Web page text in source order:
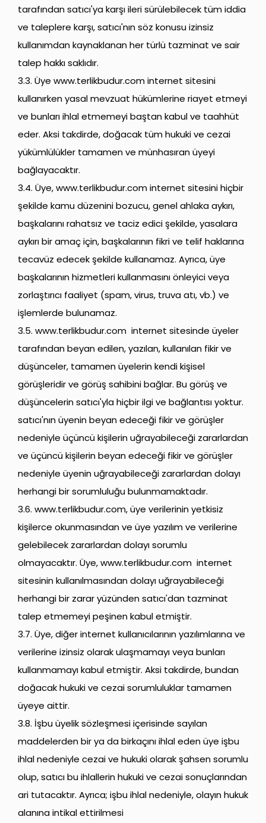
tarafından satıcı'ya karşı ileri sürülebilecek tüm iddia
ve taleplere karşı, satıcı'nın söz konusu izinsiz
kullanımdan kaynaklanan her türlü tazminat ve sair
talep hakkı saklıdır.
3.3. Üye www.terlikbudur.cominternet sitesini
kullanırken yasal mevzuat hükümlerine riayet etmeyi
ve bunları ihlal etmemeyi baştan kabul ve taahhüt
eder. Aksi takdirde, doğacak tüm hukuki ve cezai
yükümlülükler tamamen ve münhasıran üyeyi
bağlayacaktır.
3.4. Üye,www.terlikbudur.cominternet sitesini hiçbir
şekilde kamu düzenini bozucu, genel ahlaka aykırı,
başkalarını rahatsız ve taciz edici şekilde, yasalara
aykırı bir amaç için, başkalarının fikri ve telif haklarına
tecavüz edecek şekilde kullanamaz. Ayrıca, üye
başkalarının hizmetleri kullanmasını önleyici veya
zorlaştırıcı faaliyet (spam, virus, truva atı, vb.) ve
işlemlerde bulunamaz.
3.5. www.terlikbudur.com internet sitesinde üyeler
tarafından beyan edilen, yazılan, kullanılan fikir ve
düşünceler, tamamen üyelerin kendi kişisel
görüşleridir ve görüş sahibini bağlar. Bu görüş ve
düşüncelerin satıcı'yla hiçbir ilgi ve bağlantısı yoktur.
satıcı'nın üyenin beyan edeceği fikir ve görüşler
nedeniyle üçüncü kişilerin uğrayabileceği zararlardan
ve üçüncü kişilerin beyan edeceği fikir ve görüşler
nedeniyle üyenin uğrayabileceği zararlardan dolayı
herhangi bir sorumluluğu bulunmamaktadır.
3.6. www.terlikbudur.com, üye verilerinin yetkisiz
kişilerce okunmasından ve üye yazılım ve verilerine
gelebilecek zararlardan dolayı sorumlu
olmayacaktır. Üye,www.terlikbudur.com internet
sitesinin kullanılmasından dolayı uğrayabileceği
herhangi bir zarar yüzünden satıcı'dan tazminat
talep etmemeyi peşinen kabul etmiştir.
3.7. Üye, diğer internet kullanıcılarının yazılımlarına ve
verilerine izinsiz olarak ulaşmamayı veya bunları
kullanmamayı kabul etmiştir. Aksi takdirde, bundan
doğacak hukuki ve cezai sorumluluklar tamamen
üyeye aittir.
3.8. İşbu üyelik sözleşmesi içerisinde sayılan
maddelerden bir ya da birkaçını ihlal eden üye işbu
ihlal nedeniyle cezai ve hukuki olarak şahsen sorumlu
olup, satıcı bu ihlallerin hukuki ve cezai sonuçlarından
ari tutacaktır. Ayrıca; işbu ihlal nedeniyle, olayın hukuk
alanına intikal ettirilmesi